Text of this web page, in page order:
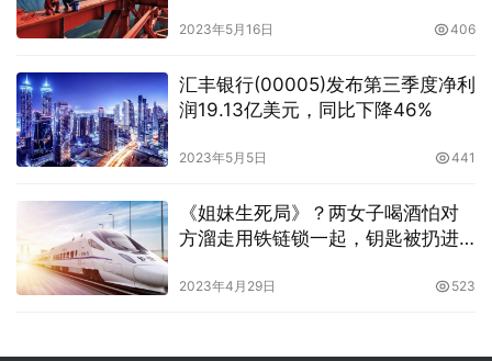
2023年5月16日 406
汇丰银行(00005)发布第三季度净利
润19.13亿美元，同比下降46%
2023年5月5日 441
《姐妹生死局》？两女子喝酒怕对
方溜走用铁链锁一起，钥匙被扔进
2023年4月29日 523